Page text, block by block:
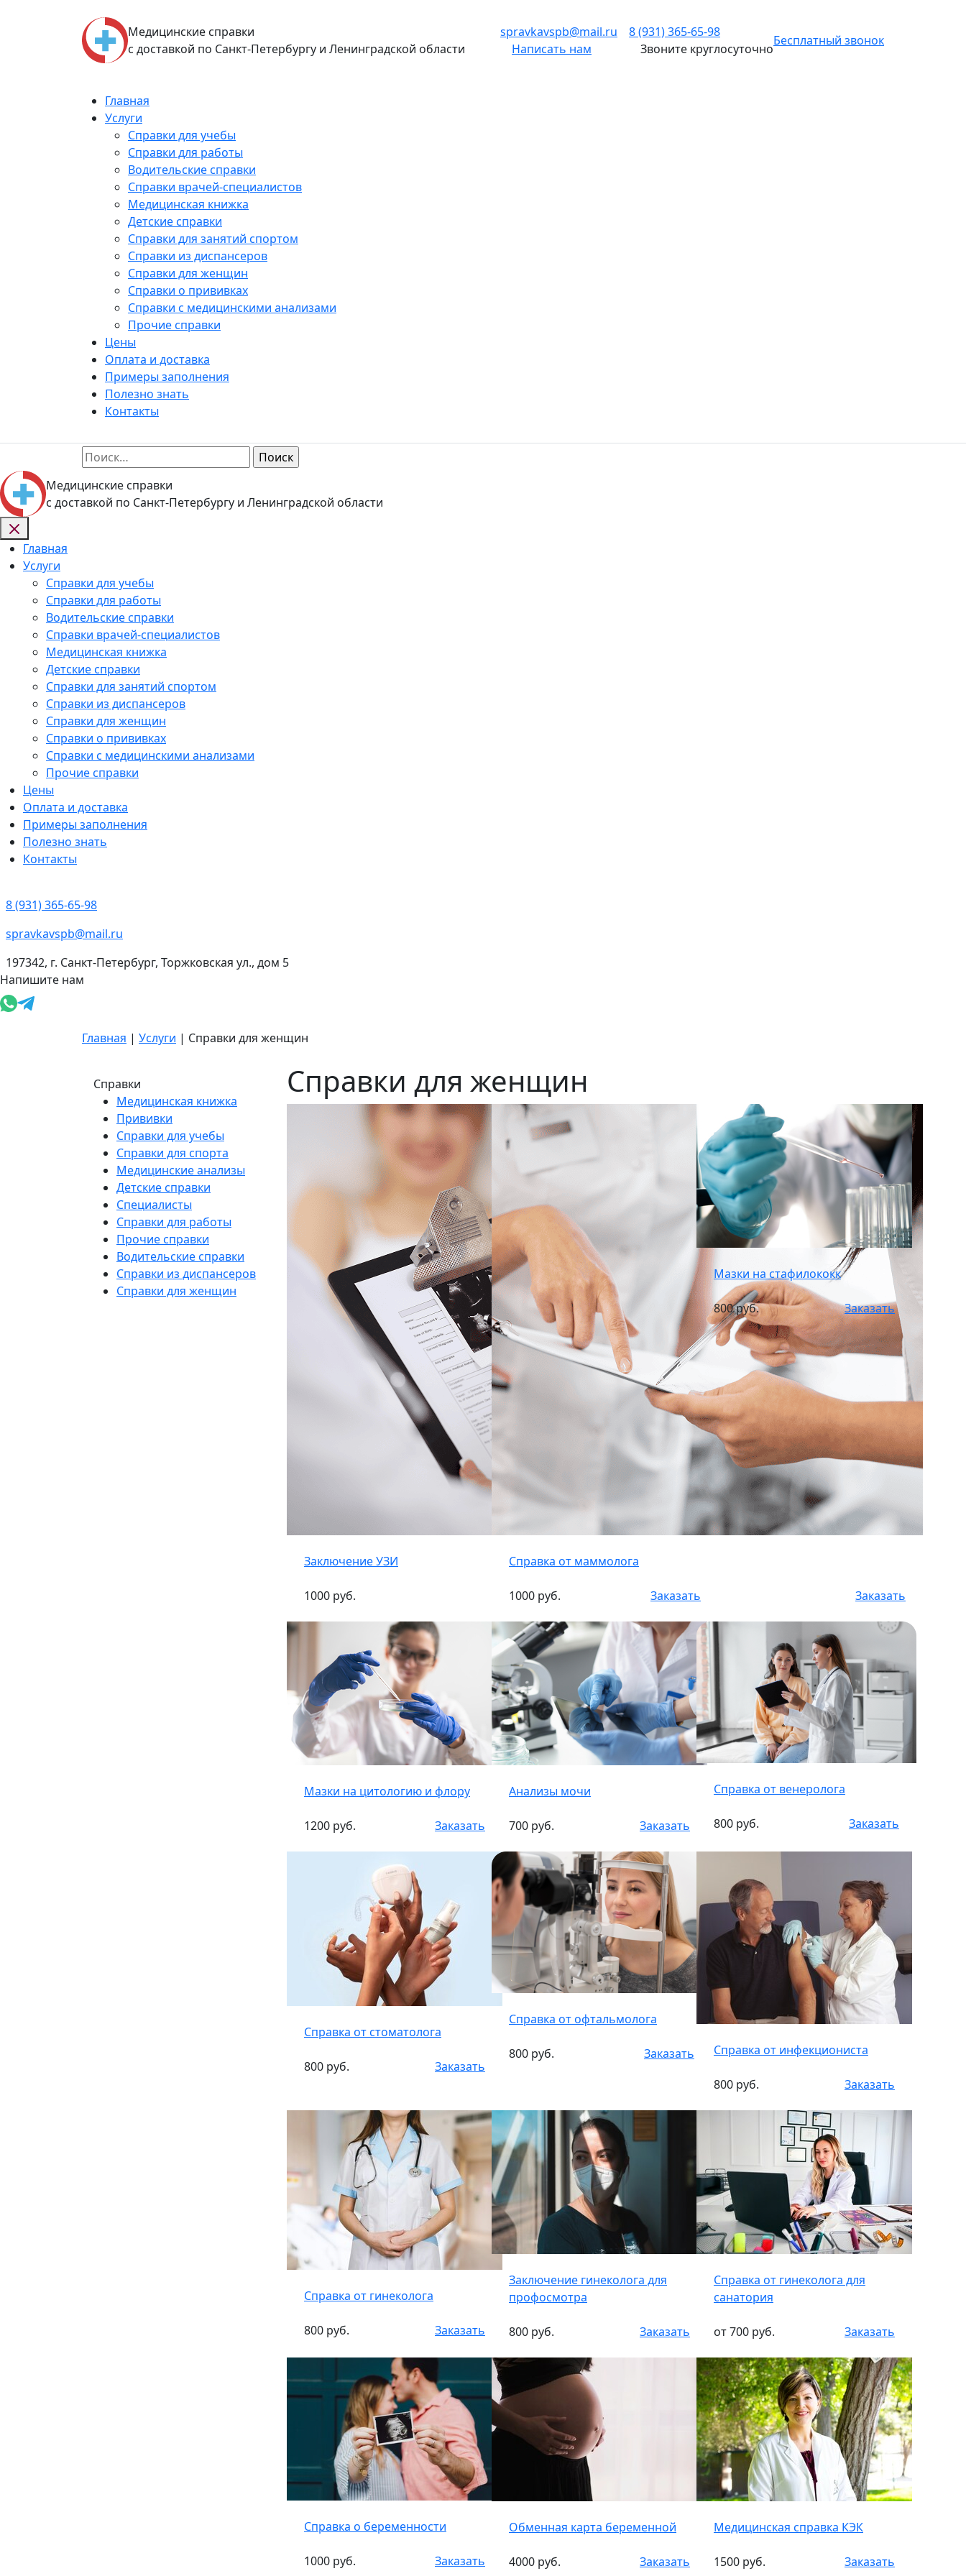
Медицинские справки
с доставкой по Санкт-Петербургу и Ленинградской области
spravkavspb@mail.ru
Написать нам
8 (931) 365-65-98
Звоните круглосуточно
Бесплатный звонок
Главная
Услуги
Справки для учебы
Справки для работы
Водительские справки
Справки врачей-специалистов
Медицинская книжка
Детские справки
Справки для занятий спортом
Справки из диспансеров
Справки для женщин
Справки о прививках
Справки с медицинскими анализами
Прочие справки
Цены
Оплата и доставка
Примеры заполнения
Полезно знать
Контакты
Найти:
Медицинские справки
с доставкой по Санкт-Петербургу и Ленинградской области
Главная
Услуги
Справки для учебы
Справки для работы
Водительские справки
Справки врачей-специалистов
Медицинская книжка
Детские справки
Справки для занятий спортом
Справки из диспансеров
Справки для женщин
Справки о прививках
Справки с медицинскими анализами
Прочие справки
Цены
Оплата и доставка
Примеры заполнения
Полезно знать
Контакты
8 (931) 365-65-98
spravkavspb@mail.ru
197342, г. Санкт-Петербург, Торжковская ул., дом 5
Напишите нам
Главная | Услуги | Справки для женщин
Справки
Медицинская книжка
Прививки
Справки для учебы
Справки для спорта
Медицинские анализы
Детские справки
Специалисты
Справки для работы
Прочие справки
Водительские справки
Справки из диспансеров
Справки для женщин
Справки для женщин
Заключение УЗИ
1000 руб. Заказать
Справка от маммолога
1000 руб. Заказать
Мазки на стафилококк
800 руб. Заказать
Мазки на цитологию и флору
1200 руб. Заказать
Анализы мочи
700 руб. Заказать
Справка от венеролога
800 руб. Заказать
Справка от стоматолога
800 руб. Заказать
Справка от офтальмолога
800 руб. Заказать Справка от инфекциониста
800 руб. Заказать
Справка от гинеколога
800 руб. Заказать
Заключение гинеколога для
профосмотра
800 руб. Заказать
Справка от гинеколога для
санатория
от 700 руб. Заказать
Справка о беременности
1000 руб. Заказать
Обменная карта беременной
4000 руб. Заказать
Медицинская справка КЭК
1500 руб. Заказать